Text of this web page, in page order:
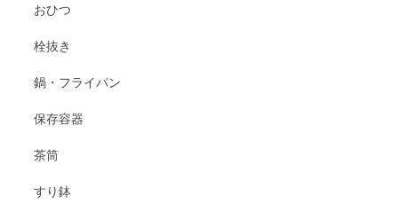
おひつ
栓抜き
鍋・フライパン
保存容器
茶筒
すり鉢